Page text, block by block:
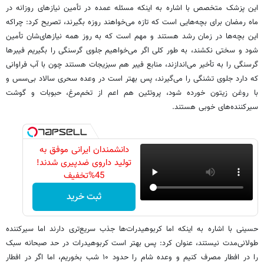
این پزشک متخصص با اشاره به اینکه مسئله عمده در تأمین نیازهای روزانه در
ماه رمضان برای بچه‌هایی است که تازه می‌خواهند روزه بگیرند، تصریح کرد: چراکه
این بچه‌ها در زمان رشد هستند و مهم است که به روز همه نیازهای‌شان تأمین
شود و سختی نکشند، به طور کلی اگر می‌خواهیم جلوی گرسنگی را بگیریم فیبرها
گرسنگی را به تأخیر می‌اندازند، منابع فیبر هم سبزیجات هستند چون با آب فراوانی
که دارد جلوی تشنگی را می‌گیرند، پس بهتر است در وعده سحری سالاد بی‌سس و
با روغن زیتون خورده شود، پروتئین هم اعم از تخم‌مرغ، حبوبات و گوشت
سیرکننده‌های خوبی هستند.
دانشمندان ایرانی موفق به
تولید داروی ضدپیری شدند!
45%تخفیف
ثبت خرید
حسینی با اشاره به اینکه اما کربوهیدرات‌ها جذب سریع‌تری دارند اما سیرکننده
طولانی‌مدت نیستند، عنوان کرد: پس بهتر است کربوهیدرات در حد صبحانه سبک
را در افطار مصرف کنیم و وعده شام را حدود ۱۰ شب بخوریم، اما اگر در افطار